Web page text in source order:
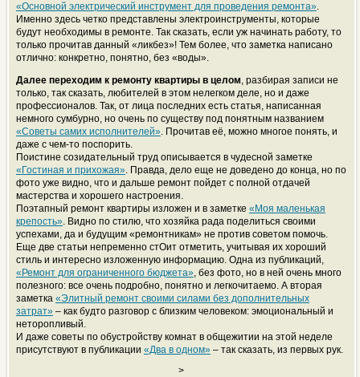
«Основной электрический инструмент для проведения ремонта».
Именно здесь четко представлены электроинструменты, которые
будут необходимы в ремонте. Так сказать, если уж начинать работу, то
только прочитав данный «ликбез»! Тем более, что заметка написано
отлично: конкретно, понятно, без «воды».
Далее переходим к ремонту квартиры в целом, разбирая записи не
только, так сказать, любителей в этом нелегком деле, но и даже
профессионалов. Так, от лица последних есть статья, написанная
немного сумбурно, но очень по существу под понятным названием
«Советы самих исполнителей». Прочитав её, можно многое понять, и
даже с чем-то поспорить.
Поистине созидательный труд описывается в чудесной заметке
«Гостиная и прихожая». Правда, дело еще не доведено до конца, но по
фото уже видно, что и дальше ремонт пойдет с полной отдачей
мастерства и хорошего настроения.
Поэтапный ремонт квартиры изложен и в заметке «Моя маленькая
крепость». Видно по стилю, что хозяйка рада поделиться своими
успехами, да и будущим «ремонтникам» не против советом помочь.
Еще две статьи непременно стОит отметить, учитывая их хороший
стиль и интересно изложенную информацию. Одна из публикаций,
«Ремонт для ограниченного бюджета», без фото, но в ней очень много
полезного: все очень подробно, понятно и легкочитаемо. А вторая
заметка «Элитный ремонт своими силами без дополнительных
затрат»– как будто разговор с близким человеком: эмоциональный и
неторопливый.
И даже советы по обустройству комнат в общежитии на этой неделе
присутствуют в публикации «Два в одном»– так сказать, из первых рук.
>